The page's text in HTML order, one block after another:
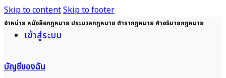
Skip to contentSkip to footer
จำหน่าย หนังสือกฎหมาย ประมวลกฎหมาย ตำรากฎหมาย คำอธิบายกฎหมาย
เข้าสู่ระบบ
บัญชีของฉัน